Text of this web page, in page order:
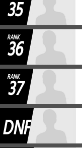
35
RANK
36
RANK
37
DNF